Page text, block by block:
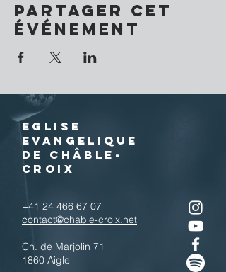
Partager cet
événement
EGLISE
EVANGELIQUE
DE CHÂBLE-
CROIX
+41 24 466 67 07
contact@chable-croix.net
Ch. de Marjolin 71
1860 Aigle